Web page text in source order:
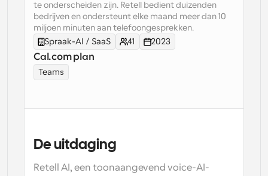
Supercharged planning met AI-gestuurde
Workflow
Automatiseer planning en herinneringen
Blog
Blijf op de hoogte van het laatste nieuws en updates
Dynamische Groep Links
De uitdaging
Retell AI, een toonaangevend voice-AI-
te onderscheiden zijn. Retell bedient duizenden
bedrijven en ondersteunt elke maand meer dan 10
miljoen minuten aan telefoongesprekken.
Spraak-AI / SaaS
41 2023
Cal.com plan
Teams